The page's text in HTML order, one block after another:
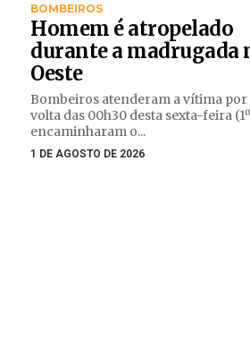
BOMBEIROS
Homem é atropelado
durante a madrugada
Oeste
Bombeiros atenderam a vítima por
volta das 00h30 desta sexta-feira
encaminharam o...
1 DE AGOSTO DE 2026